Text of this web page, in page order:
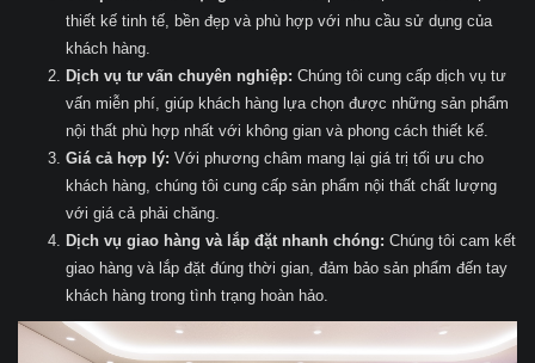
thiết kế tinh tế, bền đẹp và phù hợp với nhu cầu sử dụng của
khách hàng.
Dịch vụ tư vấn chuyên nghiệp: Chúng tôi cung cấp dịch vụ tư
vấn miễn phí, giúp khách hàng lựa chọn được những sản phẩm
nội thất phù hợp nhất với không gian và phong cách thiết kế.
Giá cả hợp lý: Với phương châm mang lại giá trị tối ưu cho
khách hàng, chúng tôi cung cấp sản phẩm nội thất chất lượng
với giá cả phải chăng.
Dịch vụ giao hàng và lắp đặt nhanh chóng: Chúng tôi cam kết
giao hàng và lắp đặt đúng thời gian, đảm bảo sản phẩm đến tay
khách hàng trong tình trạng hoàn hảo.